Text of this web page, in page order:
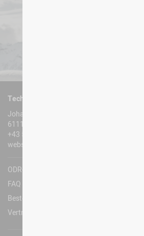
TechnoAlpin Austria GmbH
Johanneskapellenweg 2
6111 Volders
+43 5224 209 310
webshop@technoalpin.com
ODR-Platform
FAQ
Bestellungen und Rücksendungen
Vertrag widerrufen